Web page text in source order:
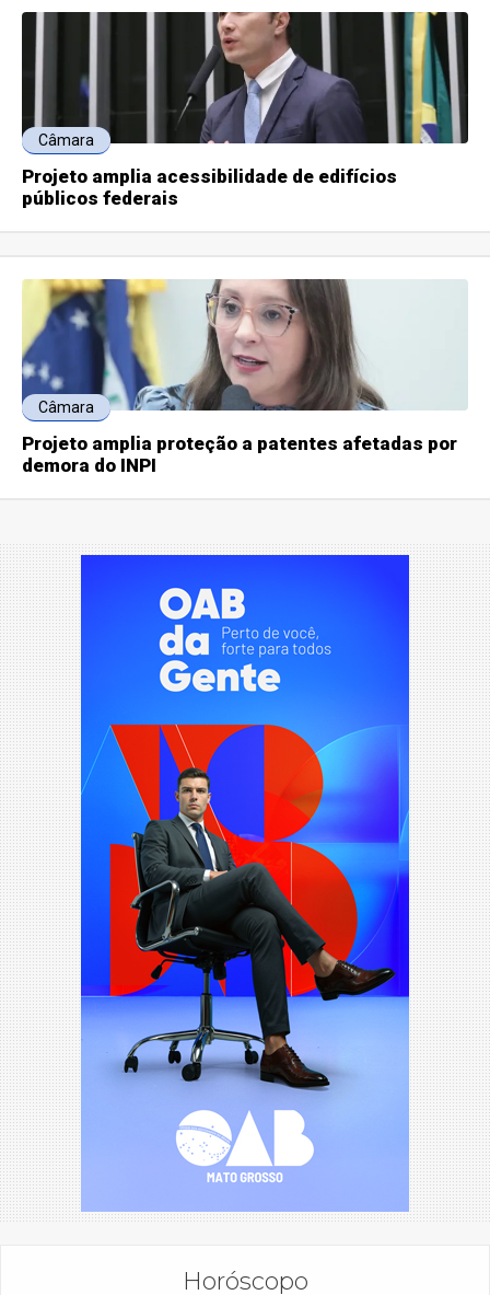
Câmara
Projeto amplia acessibilidade de edifícios
públicos federais
Câmara
Projeto amplia proteção a patentes afetadas por
demora do INPI
Horóscopo